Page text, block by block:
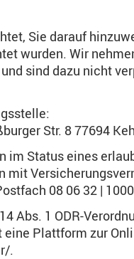
Sie darauf
wurden. Wir
sind dazu nicht
Str. 8 77694
Status eines
mit
08 06 32 |
Abs. 1 ODR-
Plattform zur
.